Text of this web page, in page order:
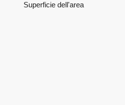
Superficie dell'area